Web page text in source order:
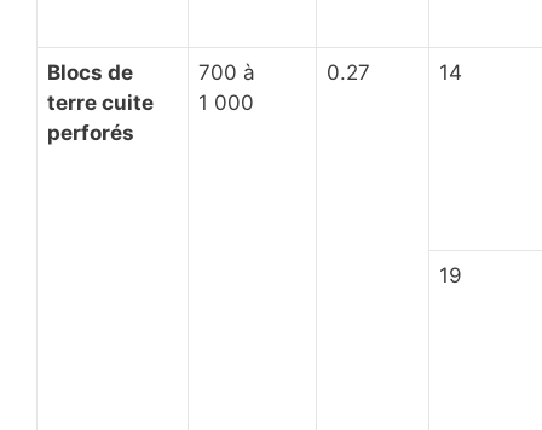
Blocs de
terre cuite
perforés
700 à
1 000
0.27 14
19